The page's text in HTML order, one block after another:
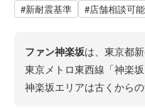
#新耐震基準 #店舗相談可能
ファン神楽坂は、東京都
東京メトロ東西線「神楽
神楽坂エリアは古くから